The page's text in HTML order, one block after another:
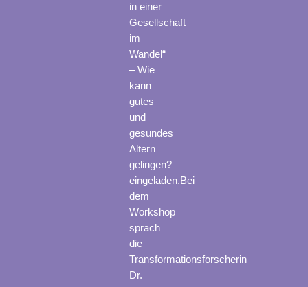
in einer
Gesellschaft
im
Wandel“
– Wie
kann
gutes
und
gesundes
Altern
gelingen?
eingeladen.Bei
dem
Workshop
sprach
die
Transformationsforscherin
Dr.